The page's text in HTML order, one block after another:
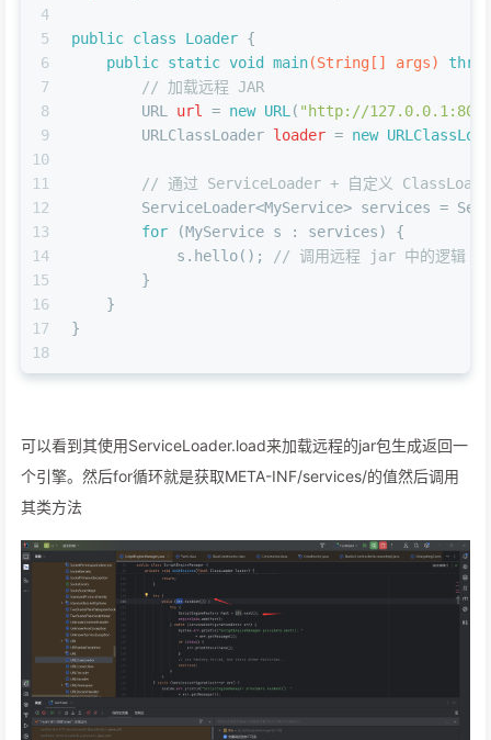
4
5
6
7
8
9
10
11
12
13
14
15
16
17
18
public class Loader {
public static void main(String[] args)
// 加载远程 JAR
URL
url = new URL ( "http://
URLClassLoader loader = new
// 通过 ServiceLoader + 自定义
ServiceLoader<MyService> services =
for (MyService s : services) {
            s.hello();
// 调用远程 jar 中的逻辑
        }
    }
}
可以看到其使用ServiceLoader.load来加载远程的jar包生成返回一
个引擎。然后for循环就是获取META-INF/services/的值然后调用
其类方法